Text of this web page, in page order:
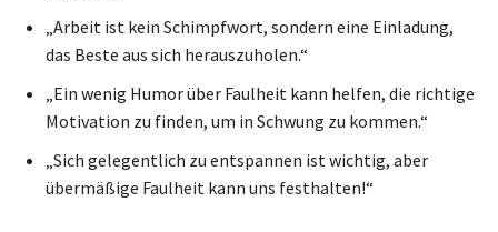
„Arbeit ist kein Schimpfwort, sondern eine Einladung,
das Beste aus sich herauszuholen.“
„Ein wenig Humor über Faulheit kann helfen, die richtige
Motivation zu finden, um in Schwung zu kommen.“
„Sich gelegentlich zu entspannen ist wichtig, aber
übermäßige Faulheit kann uns festhalten!“